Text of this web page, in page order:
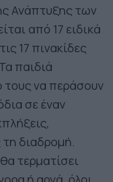
Ανάπτυξης των
από 17 ειδικά
17 πινακίδες
παιδιά
τους να περάσουν
σε έναν
διαδρομή.
τερματίσει